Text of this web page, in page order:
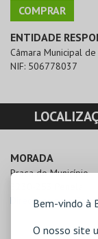
Bem-vindo à
O nosso site
COMPRAR
ENTIDADE
Câmara Municipal
NIF: 506778037
MORADA
Praça do Município
Direcções para